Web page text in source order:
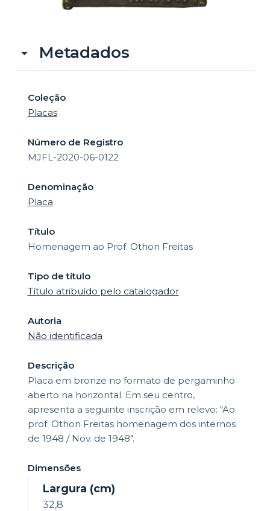
Metadados
Coleção
Placas
Número de Registro
MJFL-2020-06-0122
Denominação
Placa
Título
Homenagem ao Prof. Othon Freitas
Tipo de título
Título atribuído pelo catalogador
Autoria
Não identificada
Descrição
Placa em bronze no formato de pergaminho
aberto na horizontal. Em seu centro,
apresenta a seguinte inscrição em relevo: "Ao
prof. Othon Freitas homenagem dos internos
de 1948 / Nov. de 1948".
Dimensões
Largura (cm)
32,8